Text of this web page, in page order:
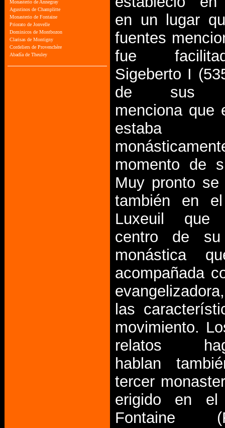
en un lugar
fuentes
fue
Sigeberto I
de sus
menciona que
estaba
momento de
Muy pronto se
también en
Luxeuil
centro de su
monástica
acompañada
las
movimiento.
relatos
hablan
tercer
erigido en
Fontaine